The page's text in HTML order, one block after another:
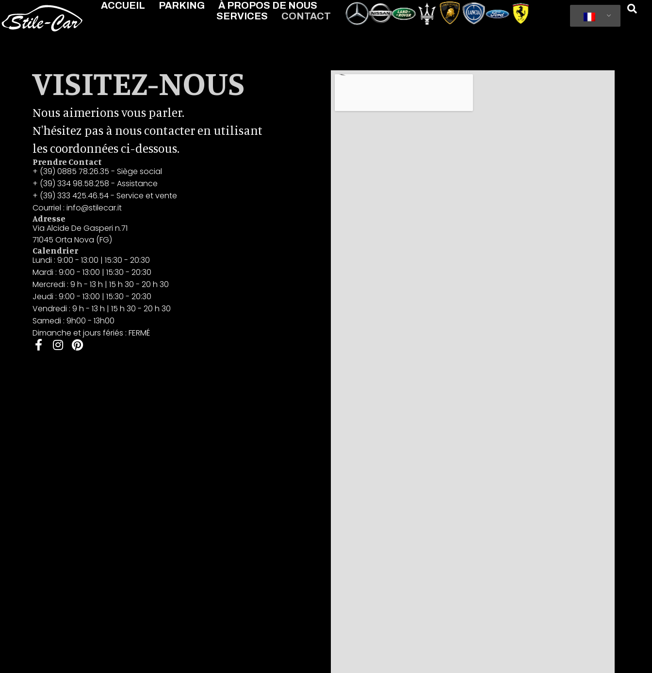
ACCUEIL PARKING
À PROPOS DE NOUS
SERVICES
CONTACT
VISITEZ-NOUS
Nous aimerions vous parler.
N'hésitez pas à nous contacter en utilisant
les coordonnées ci-dessous.
Prendre Contact
+ (39) 0885 78.26.35 - Siège social
+ (39) 334 98.58.258 - Assistance
+ (39) 333 425.46.54 - Service et vente
Courriel : info@stilecar.it
Adresse
Via Alcide De Gasperi n.71
71045 Orta Nova (FG)
Calendrier
Lundi : 9:00 - 13:00 | 15:30 - 20:30
Mardi : 9:00 - 13:00 | 15:30 - 20:30
Mercredi : 9 h - 13 h | 15 h 30 - 20 h 30
Jeudi : 9:00 - 13:00 | 15:30 - 20:30
Vendredi : 9 h - 13 h | 15 h 30 - 20 h 30
Samedi : 9h00 - 13h00
Dimanche et jours fériés : FERMÉ